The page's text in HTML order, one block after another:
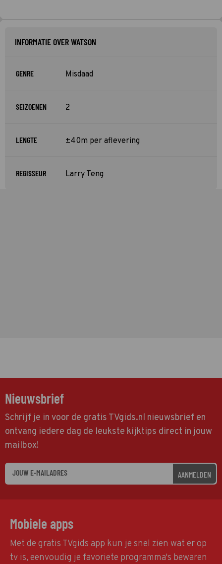
INFORMATIE OVER WATSON
GENRE Misdaad
SEIZOENEN 2
LENGTE ±40m per aflevering
REGISSEUR Larry Teng
Nieuwsbrief
Schrijf je in voor de gratis TVgids.nl nieuwsbrief en
ontvang iedere dag de leukste kijktips direct in jouw
mailbox!
AANMELDEN
Mobiele apps
Met de gratis TVgids app kun je snel zien wat er op
tv is, eenvoudig je favoriete programma's bewaren